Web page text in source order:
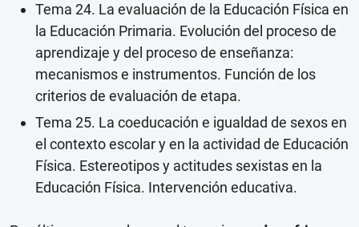
Tema 24. La evaluación de la Educación Física en
la Educación Primaria. Evolución del proceso de
aprendizaje y del proceso de enseñanza:
mecanismos e instrumentos. Función de los
criterios de evaluación de etapa.
Tema 25. La coeducación e igualdad de sexos en
el contexto escolar y en la actividad de Educación
Física. Estereotipos y actitudes sexistas en la
Educación Física. Intervención educativa.